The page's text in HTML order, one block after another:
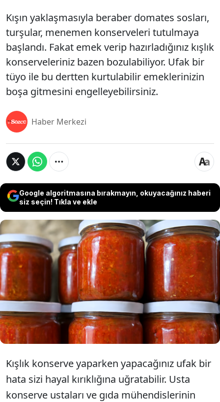
Kışın yaklaşmasıyla beraber domates sosları,
turşular, menemen konserveleri tutulmaya
başlandı. Fakat emek verip hazırladığınız kışlık
konserveleriniz bazen bozulabiliyor. Ufak bir
tüyo ile bu dertten kurtulabilir emeklerinizin
boşa gitmesini engelleyebilirsiniz.
Haber Merkezi
Google algoritmasına bırakmayın, okuyacağınız haberi
siz seçin! Tıkla ve ekle
Kışın yaklaşmasıyla beraber domates sosları,
turşular, menemen konserveleri tutulmaya
başlandı. Fakat emek verip hazırladığınız kışlık
konserveleriniz bazen bozulabiliyor. Ufak bir
tüyo ile bu dertten kurtulabilir emeklerinizin
boşa gitmesini engelleyebilirsiniz.
Kışlık konserve yaparken yapacağınız ufak bir
hata sizi hayal kırıklığına uğratabilir. Usta
konserve ustaları ve gıda mühendislerinin